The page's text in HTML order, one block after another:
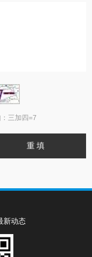
三加四=7
新动态